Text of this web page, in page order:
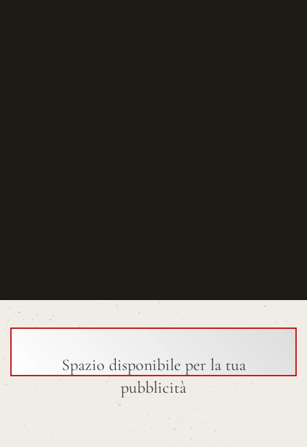
Spazio disponibile per la tua
pubblicità